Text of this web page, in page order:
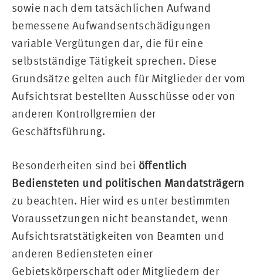
sowie nach dem tatsächlichen Aufwand
bemessene Aufwandsentschädigungen
variable Vergütungen dar, die für eine
selbstständige Tätigkeit sprechen. Diese
Grundsätze gelten auch für Mitglieder der vom
Aufsichtsrat bestellten Ausschüsse oder von
anderen Kontrollgremien der
Geschäftsführung.
Besonderheiten sind bei öffentlich
Bediensteten und politischen Mandatsträgern
zu beachten. Hier wird es unter bestimmten
Voraussetzungen nicht beanstandet, wenn
Aufsichtsratstätigkeiten von Beamten und
anderen Bediensteten einer
Gebietskörperschaft oder Mitgliedern der